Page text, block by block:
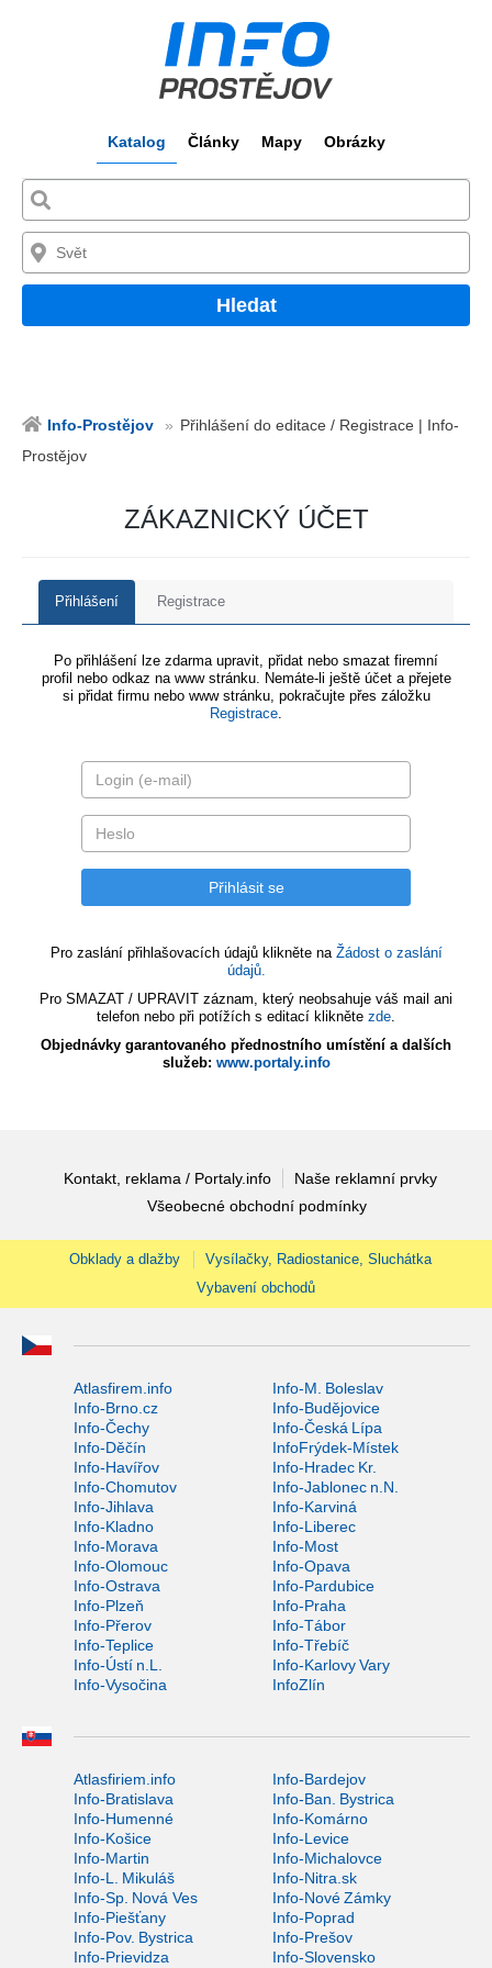
Katalog Články Mapy Obrázky
Hledat
Info-Prostějov
Přihlášení do editace / Registrace | Info-
Prostějov
ZÁKAZNICKÝ ÚČET
Přihlášení Registrace
Po přihlášení lze zdarma upravit, přidat nebo smazat firemní
profil nebo odkaz na www stránku. Nemáte-li ještě účet a přejete
si přidat firmu nebo www stránku, pokračujte přes záložku
Registrace.
Pro zaslání přihlašovacích údajů klikněte na Žádost o zaslání
údajů.
Pro SMAZAT / UPRAVIT záznam, který neobsahuje váš mail ani
telefon nebo při potížích s editací klikněte zde.
Objednávky garantovaného přednostního umístění a dalších
služeb: www.portaly.info
Kontakt, reklama / Portaly.info
Naše reklamní prvky
Všeobecné obchodní podmínky
Obklady a dlažby
Vysílačky, Radiostanice, Sluchátka
Vybavení obchodů
Atlasfirem.info
Info-M. Boleslav
Info-Brno.cz
Info-Budějovice
Info-Čechy
Info-Česká Lípa
Info-Děčín
InfoFrýdek-Místek
Info-Havířov
Info-Hradec Kr.
Info-Chomutov
Info-Jablonec n.N.
Info-Jihlava
Info-Karviná
Info-Kladno
Info-Liberec
Info-Morava
Info-Most
Info-Olomouc
Info-Opava
Info-Ostrava
Info-Pardubice
Info-Plzeň
Info-Praha
Info-Přerov
Info-Tábor
Info-Teplice
Info-Třebíč
Info-Ústí n.L.
Info-Karlovy Vary
Info-Vysočina
InfoZlín
Atlasfiriem.info
Info-Bardejov
Info-Bratislava
Info-Ban. Bystrica
Info-Humenné
Info-Komárno
Info-Košice
Info-Levice
Info-Martin
Info-Michalovce
Info-L. Mikuláš
Info-Nitra.sk
Info-Sp. Nová Ves
Info-Nové Zámky
Info-Piešťany
Info-Poprad
Info-Pov. Bystrica
Info-Prešov
Info-Prievidza
Info-Slovensko